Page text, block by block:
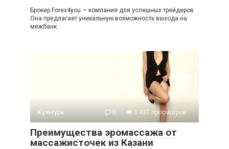
Брокер Forex4you — компания для успешных трейдеров.
Она предлагает уникальную возможность выхода на
межбанк
Культура 0 3 437 просмотров
Преимущества эромассажа от
массажисточек из Казани